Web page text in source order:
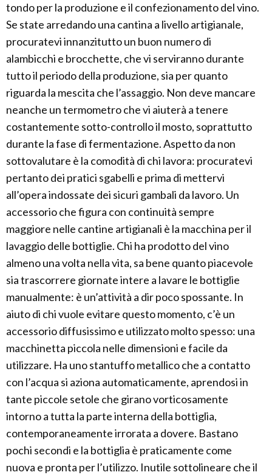
tondo per la produzione e il confezionamento del vino.
Se state arredando una cantina a livello artigianale,
procuratevi innanzitutto un buon numero di
alambicchi e brocchette, che vi serviranno durante
tutto il periodo della produzione, sia per quanto
riguarda la mescita che l’assaggio. Non deve mancare
neanche un termometro che vi aiuterà a tenere
costantemente sotto-controllo il mosto, soprattutto
durante la fase di fermentazione. Aspetto da non
sottovalutare è la comodità di chi lavora: procuratevi
pertanto dei pratici sgabelli e prima di mettervi
all’opera indossate dei sicuri gambali da lavoro. Un
accessorio che figura con continuità sempre
maggiore nelle cantine artigianali è la macchina per il
lavaggio delle bottiglie. Chi ha prodotto del vino
almeno una volta nella vita, sa bene quanto piacevole
sia trascorrere giornate intere a lavare le bottiglie
manualmente: è un’attività a dir poco spossante. In
aiuto di chi vuole evitare questo momento, c’è un
accessorio diffusissimo e utilizzato molto spesso: una
macchinetta piccola nelle dimensioni e facile da
utilizzare. Ha uno stantuffo metallico che a contatto
con l’acqua si aziona automaticamente, aprendosi in
tante piccole setole che girano vorticosamente
intorno a tutta la parte interna della bottiglia,
contemporaneamente irrorata a dovere. Bastano
pochi secondi e la bottiglia è praticamente come
nuova e pronta per l’utilizzo. Inutile sottolineare che il